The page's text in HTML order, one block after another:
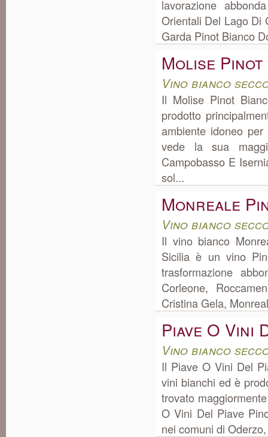
lavorazione
Orientali Del Lago Di
Garda Pinot Bianco
Molise Pinot
Vino bianco
Il Molise Pinot
prodotto
ambiente idoneo
vede la sua
Campobasso E
sol...
Monreale
Vino bianco
Il vino bianco
Sicilia è un vino
trasformazione
Corleone,
Cristina Gela,
Piave O Vini
Vino bianco
Il Piave O Vini Del
vini bianchi ed è
trovato
O Vini Del Piave
nei comuni di